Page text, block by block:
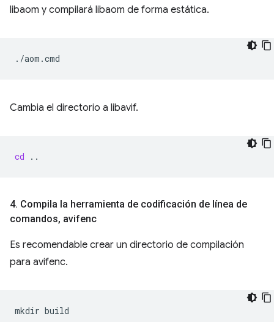
libaom y compilará libaom de forma estática.
Cambia el directorio a libavif.
cd
4. Compila la herramienta de codificación de línea de
comandos, avifenc
Es recomendable crear un directorio de compilación
para avifenc.
mkdir